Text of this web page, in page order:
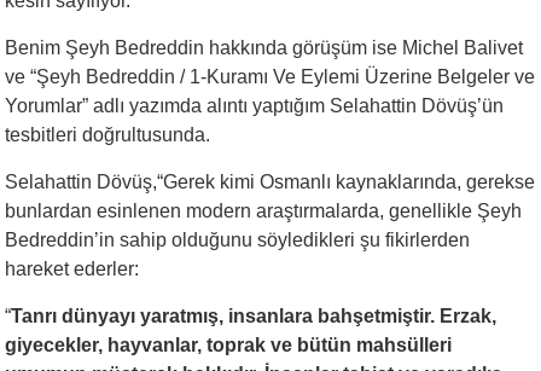
Benim Şeyh Bedreddin hakkında görüşüm ise Michel Balivet
ve “Şeyh Bedreddin / 1-Kuramı Ve Eylemi Üzerine Belgeler ve
Yorumlar” adlı yazımda alıntı yaptığım Selahattin Dövüş’ün
tesbitleri doğrultusunda.
Selahattin Dövüş,“Gerek kimi Osmanlı kaynaklarında, gerekse
bunlardan esinlenen modern araştırmalarda, genellikle Şeyh
Bedreddin’in sahip olduğunu söyledikleri şu fikirlerden
hareket ederler:
“Tanrı dünyayı yaratmış, insanlara bahşetmiştir. Erzak,
giyecekler, hayvanlar, toprak ve bütün mahsülleri